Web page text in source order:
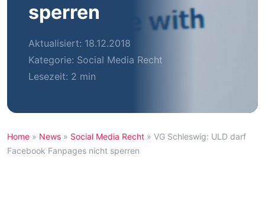
sperren
Aktualisiert: 18.12.2018
Kategorie: Social Media Recht
Lesezeit: 2 min
Home » News » Social Media Recht » VG Schleswig: ULD darf
Facebook Fanpages nicht sperren